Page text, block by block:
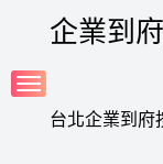
content
企業到
台北企業到府